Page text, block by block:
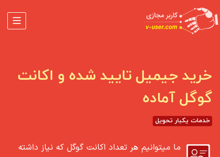
خرید جیمیل تایید شده و اکانت
گوگل آماده
خدمات یکبار تحویل
ما میتوانیم هر تعداد اکانت گوگل که نیاز داشته